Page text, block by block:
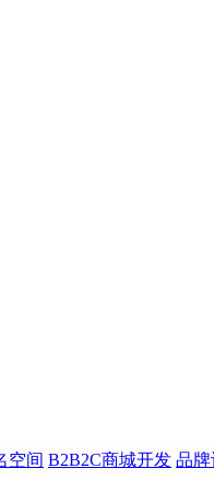
空间 B2B2C商城开发 品